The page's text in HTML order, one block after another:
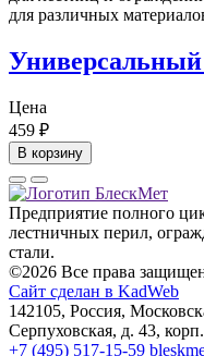
Цена
459 ₽
В корзину
Предприятие полного
лестничных перил,
стали.
©2026 Все права
Сайт сделан в KadWeb
142105, Россия,
Серпуховская, д. 43,
+7 (495) 517-15-59